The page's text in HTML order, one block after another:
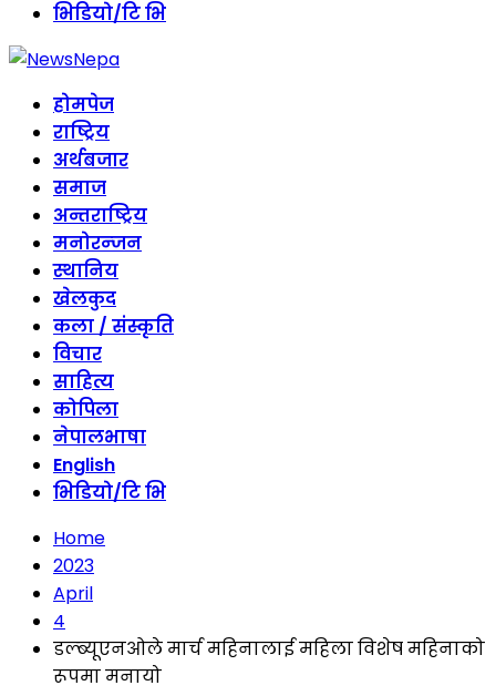
भिडियो/टि भि
होमपेज
राष्ट्रिय
अर्थबजार
समाज
अन्तराष्ट्रिय
मनोरन्जन
स्थानिय
खेलकुद
कला / संस्कृति
विचार
साहित्य
कोपिला
नेपालभाषा
English
भिडियो/टि भि
Home
2023
April
4
डल्ब्यूएनओले मार्च महिनालाई महिला विशेष महिनाको
रूपमा मनायो